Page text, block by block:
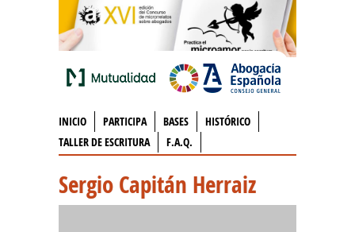
INICIO PARTICIPA BASES
HISTÓRICO
TALLER DE ESCRITURA
F.A.Q.
Sergio Capitán Herraiz